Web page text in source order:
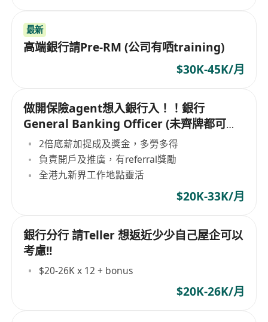
最新
高端銀行請Pre-RM (公司有哂training)
$30K-45K/月
做開保險agent想入銀行入！！銀行
General Banking Officer (未齊牌都可以
試)
2倍底薪加提成及獎金，多勞多得
負責開戶及推廣，有referral獎勵
全港九新界工作地點靈活
$20K-33K/月
銀行分行 請Teller 想返近少少自己屋企可以
考慮!!
$20-26K x 12 + bonus
$20K-26K/月